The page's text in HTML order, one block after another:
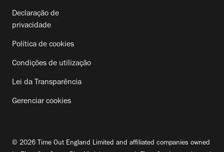
Declaração de
privacidade
Política de cookies
Condições de utilização
Lei da Transparência
Gerenciar cookies
© 2026 Time Out England Limited and affiliated companies owned